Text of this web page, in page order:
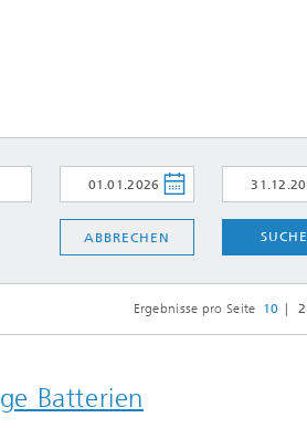
Pulverbettverfahren und Drucken
Wärmebehandlung und
Beschichten
Mikro- und Biosystemtechnik
ABBRECHEN
Ergebnisse pro Seite 10
Batterien